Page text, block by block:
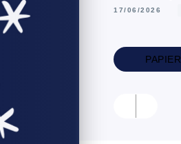
17/06/2026
PAPIER